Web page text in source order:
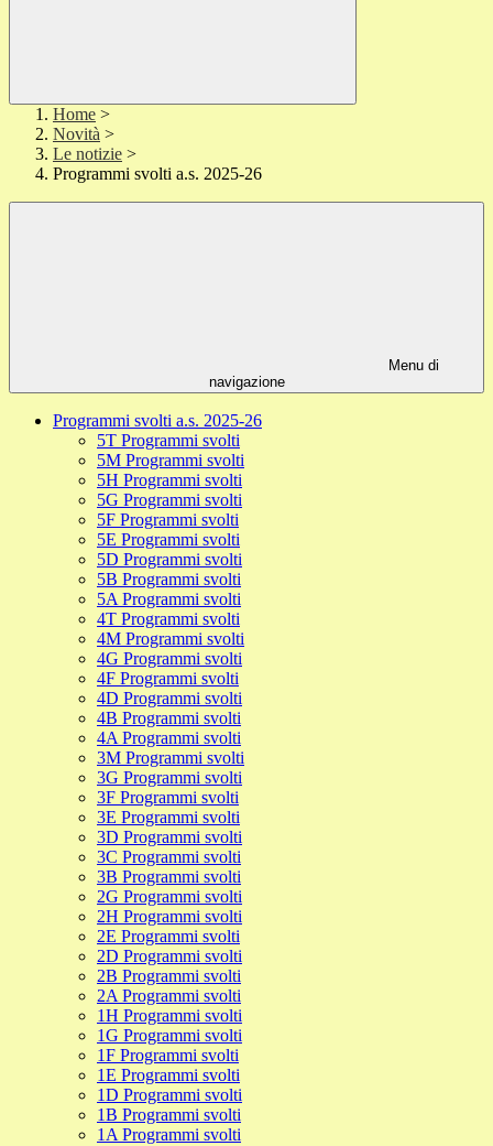
Home >
Novità >
Le notizie >
Programmi svolti a.s. 2025-26
Menu di
navigazione
Programmi svolti a.s. 2025-26
5T Programmi svolti
5M Programmi svolti
5H Programmi svolti
5G Programmi svolti
5F Programmi svolti
5E Programmi svolti
5D Programmi svolti
5B Programmi svolti
5A Programmi svolti
4T Programmi svolti
4M Programmi svolti
4G Programmi svolti
4F Programmi svolti
4D Programmi svolti
4B Programmi svolti
4A Programmi svolti
3M Programmi svolti
3G Programmi svolti
3F Programmi svolti
3E Programmi svolti
3D Programmi svolti
3C Programmi svolti
3B Programmi svolti
2G Programmi svolti
2H Programmi svolti
2E Programmi svolti
2D Programmi svolti
2B Programmi svolti
2A Programmi svolti
1H Programmi svolti
1G Programmi svolti
1F Programmi svolti
1E Programmi svolti
1D Programmi svolti
1B Programmi svolti
1A Programmi svolti